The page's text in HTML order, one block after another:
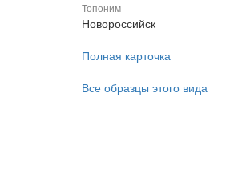
Топоним
Новороссийск
Полная карточка
Все образцы этого вида